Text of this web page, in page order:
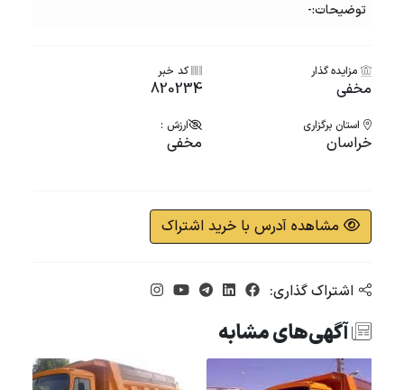
توضیحات:-
مزایده گذار
مخفی
کد خبر
820234
استان برگزاری
خراسان
ارزش :
مخفی
مشاهده آدرس با خرید اشتراک
اشتراک گذاری:
آگهی‌های مشابه